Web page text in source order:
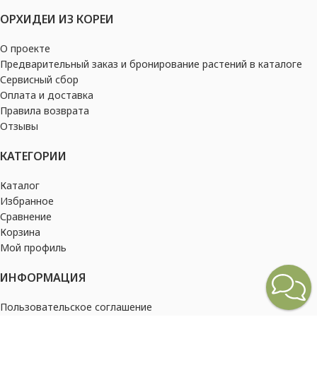
ОРХИДЕИ ИЗ КОРЕИ
О проекте
Предварительный заказ и бронирование растений в каталоге
Сервисный сбор
Оплата и доставка
Правила возврата
Отзывы
КАТЕГОРИИ
Каталог
Избранное
Сравнение
Корзина
Мой профиль
ИНФОРМАЦИЯ
Пользовательское соглашение